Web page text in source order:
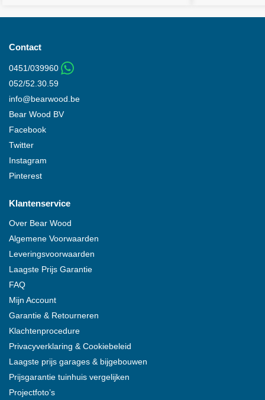
Contact
0451/039960
052/52.30.59
info@bearwood .be
Bear Wood BV
Facebook
Twitter
Instagram
Pinterest
Klantenservice
Over Bear Wood
Algemene Voorwaarden
Leveringsvoorwaarden
Laagste Prijs Garantie
FAQ
Mijn Account
Garantie & Retourneren
Klachtenprocedure
Privacyverklaring & Cookiebeleid
Laagste prijs garages & bijgebouwen
Prijsgarantie tuinhuis vergelijken
Projectfoto’s